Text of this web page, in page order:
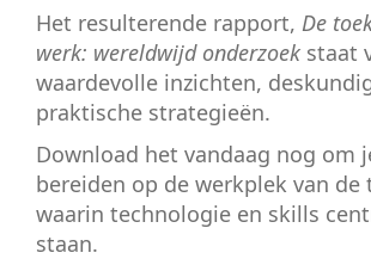
Het resulterende rapport, De
werk: wereldwijd onderzoek staat
waardevolle inzichten,
praktische strategieën.
Download het vandaag nog om
bereiden op de werkplek van de
waarin technologie en skills
staan.